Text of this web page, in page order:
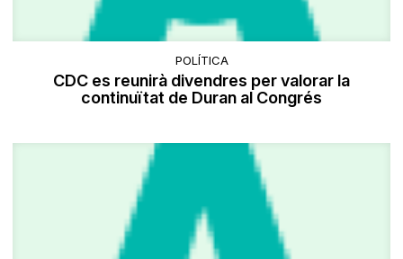
POLÍTICA
CDC es reunirà divendres per valorar la
continuïtat de Duran al Congrés